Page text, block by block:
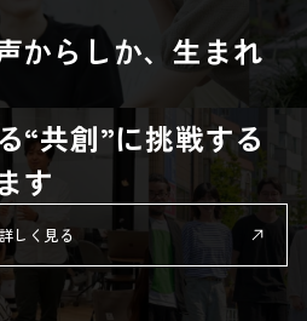
からしか、生まれ
“共創”に挑戦する
す
詳しく見る